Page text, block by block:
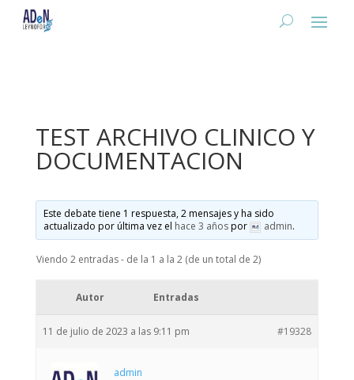
TEST ARCHIVO CLINICO Y
DOCUMENTACION
Este debate tiene 1 respuesta, 2 mensajes y ha sido
actualizado por última vez el hace 3 añospor admin.
Viendo 2 entradas - de la 1 a la 2 (de un total de 2)
Autor Entradas
11 de julio de 2023 a las 9:11 pm #19328
admin